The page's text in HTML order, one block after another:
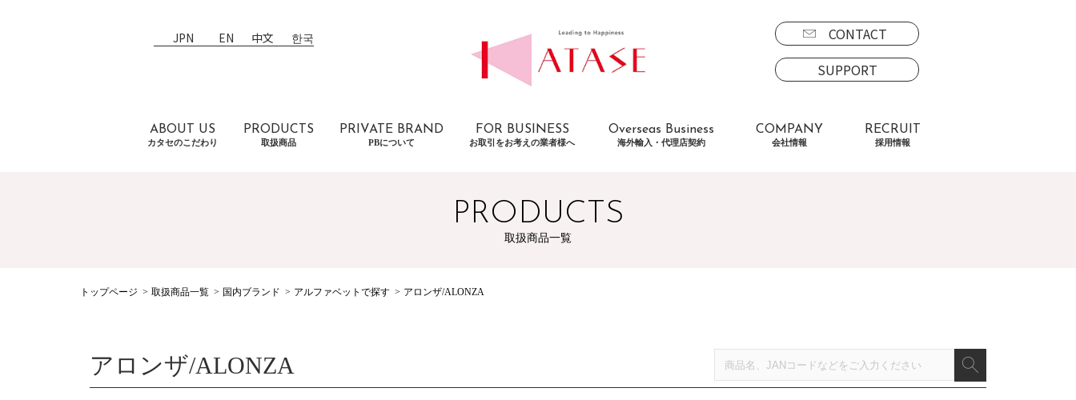
JPN EN 中文 한국
CONTACT
SUPPORT
ABOUT US
カタセのこだわり
PRODUCTS
取扱商品
PRIVATE BRAND
PBについて
FOR BUSINESS
お取引をお考えの業者様へ
Overseas Business
海外輸入・代理店契約
COMPANY
会社情報
RECRUIT
採用情報
PRODUCTS
取扱商品一覧
トップページ 取扱商品一覧 国内ブランド アルファベットで探す アロンザ/ALONZA
アロンザ/ALONZA